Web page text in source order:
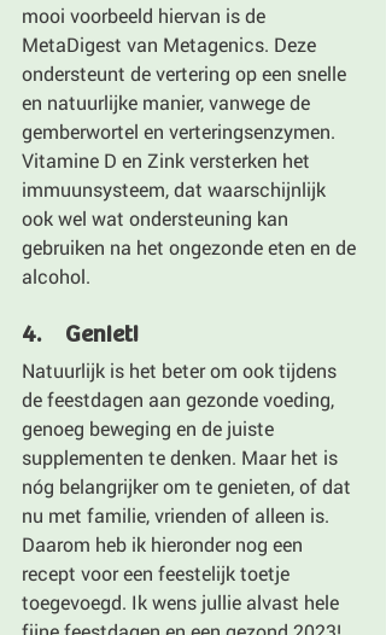
mooi voorbeeld hiervan is de
MetaDigest van Metagenics. Deze
ondersteunt de vertering op een snelle
en natuurlijke manier, vanwege de
gemberwortel en verteringsenzymen.
Vitamine D en Zink versterken het
immuunsysteem, dat waarschijnlijk
ook wel wat ondersteuning kan
gebruiken na het ongezonde eten en de
alcohol.
4.     Geniet!
Natuurlijk is het beter om ook tijdens
de feestdagen aan gezonde voeding,
genoeg beweging en de juiste
supplementen te denken. Maar het is
nóg belangrijker om te genieten, of dat
nu met familie, vrienden of alleen is.
Daarom heb ik hieronder nog een
recept voor een feestelijk toetje
toegevoegd. Ik wens jullie alvast hele